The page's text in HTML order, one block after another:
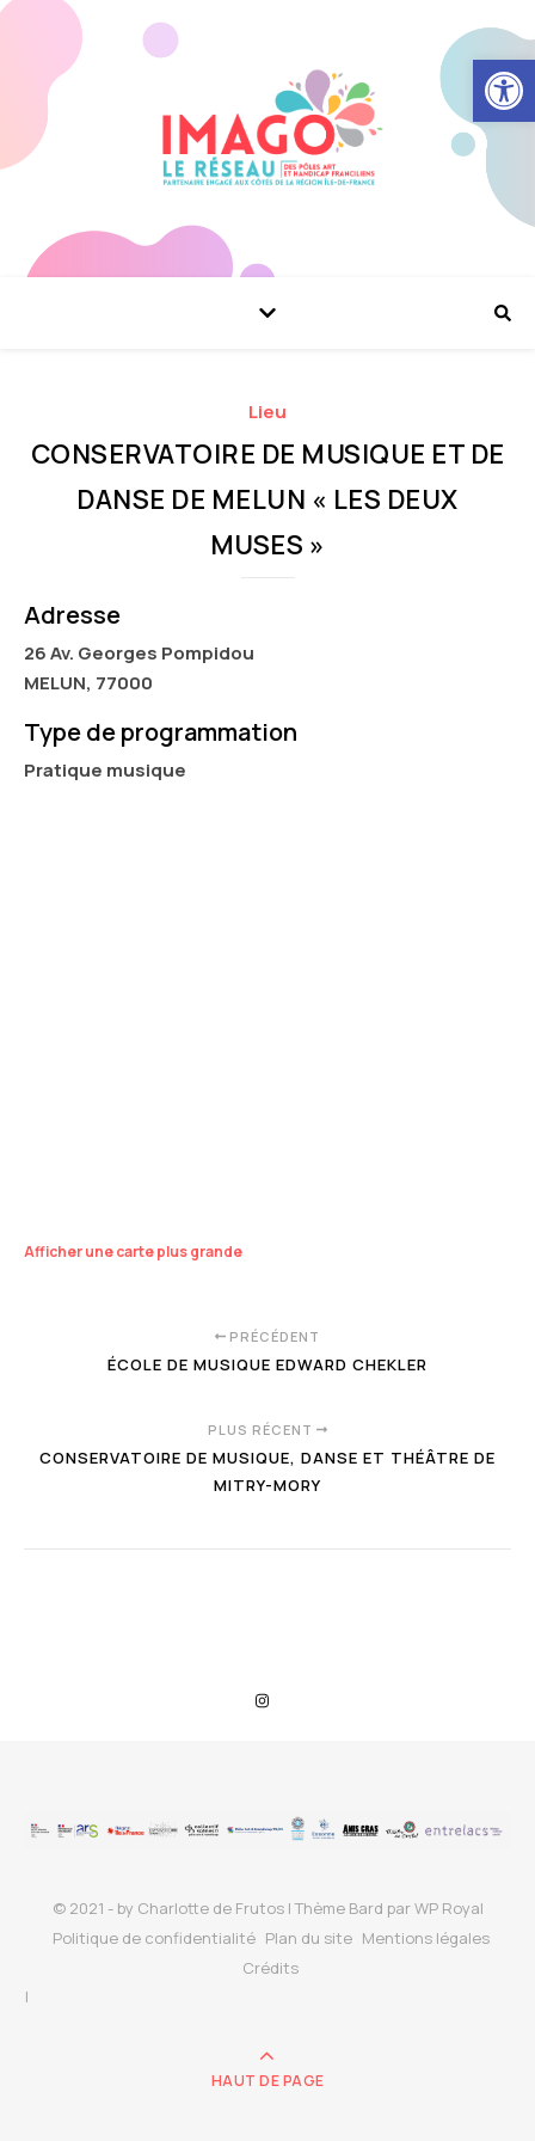
Ouvrir
Lieu
CONSERVATOIRE DE MUSIQUE ET DE
DANSE DE MELUN « LES DEUX
MUSES »
Adresse
26 Av. Georges Pompidou
MELUN, 77000
Type de programmation
Pratique musique
Afficher une carte plus grande
PRÉCÉDENT
ÉCOLE DE MUSIQUE EDWARD CHEKLER
PLUS RÉCENT
CONSERVATOIRE DE MUSIQUE, DANSE ET THÉÂTRE DE
MITRY-MORY
© 2021 - by Charlotte de Frutos |Thème Bard parWP Royal
Politique de confidentialité Plan du site Mentions légales
Crédits
HAUT DE PAGE